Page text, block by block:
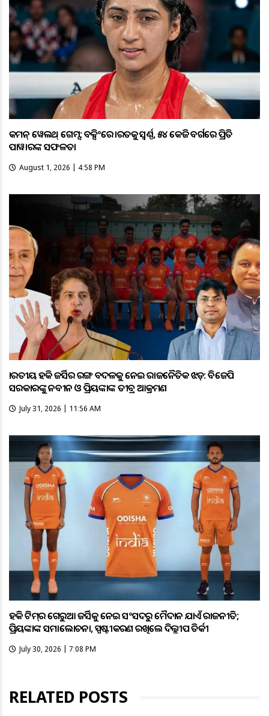
କମନ୍ ୱେଲଥ୍ ଗେମ୍ସ: ବକ୍ସିଂରେ ଭାରତକୁ ସ୍ବର୍ଣ୍ଣ, ୫୪ କେଜି ବର୍ଗରେ ପ୍ରିତି
ପାୱାରଙ୍କ ସଫଳତା
August 1, 2026 | 4:58 PM
ଭାରତୀୟ ହକି ଜର୍ସିର ରଙ୍ଗ ବଦଳକୁ ନେଇ ରାଜନୈତିକ ଝଡ଼: ବିଜେପି
ସରକାରଙ୍କୁ ନବୀନ ଓ ପ୍ରିୟଙ୍କାଙ୍କ ତୀବ୍ର ଆକ୍ରମଣ
July 31, 2026 | 11:56 AM
ହକି ଟିମ୍‌ର ଗେରୁଆ ଜର୍ସିକୁ ନେଇ ସଂସଦରୁ ମୈଦାନ ଯାଏଁ ରାଜନୀତି;
ପ୍ରିୟଙ୍କାଙ୍କ ସମାଲୋଚନା, ସ୍ପଷ୍ଟୀକରଣ ରଖିଲେ ଦିଲ୍ଲୀପ ତିର୍କୀ
July 30, 2026 | 7:08 PM
RELATED POSTS